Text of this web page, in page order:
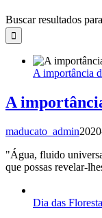
Buscar resultados
A importância
A
maducato_admin
"Água, fluido
que possas revelar-
Dia das